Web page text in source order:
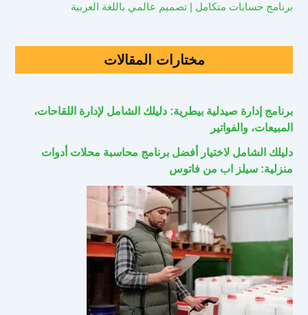
برنامج حسابات متكامل | تصميم عالمي باللغة العربية
مختارات المقالات
برنامج إدارة صيدلية بيطرية: دليلك الشامل لإدارة اللقاحات،
المبيعات، والفواتير
دليلك الشامل لاختيار أفضل برنامج محاسبة محلات أدوات
منزلية: سيلز اب من فاتوس